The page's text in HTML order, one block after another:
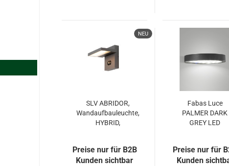
NEU
SLV ABRIDOR,
Wandaufbauleuchte,
HYBRID,
1008542
Preise nur für B2B
Kunden sichtbar
Fabas Luce
PALMER DARK
GREY LED
dimmbar
warmweiß
Preise nur für
Kunden